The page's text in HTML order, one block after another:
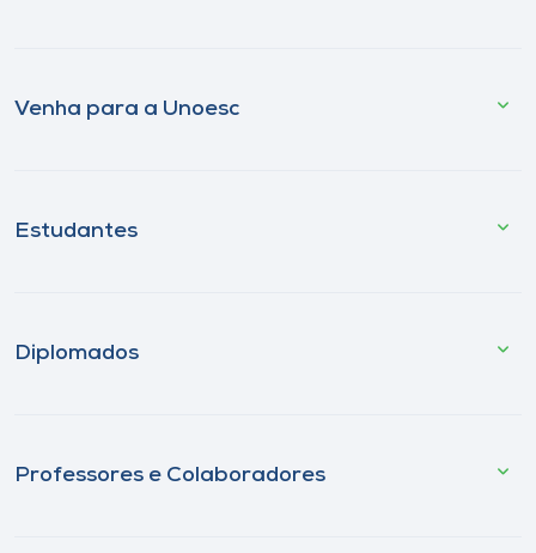
Venha para a Unoesc
Estudantes
Diplomados
Professores e Colaboradores